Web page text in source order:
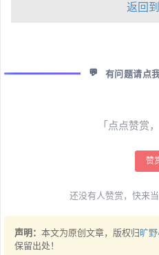
返回
💬 有问题请点
「点点赞赏
赞
还没有人赞赏，快来
声明： 本文为原创文章，版权归旷
保留出处！